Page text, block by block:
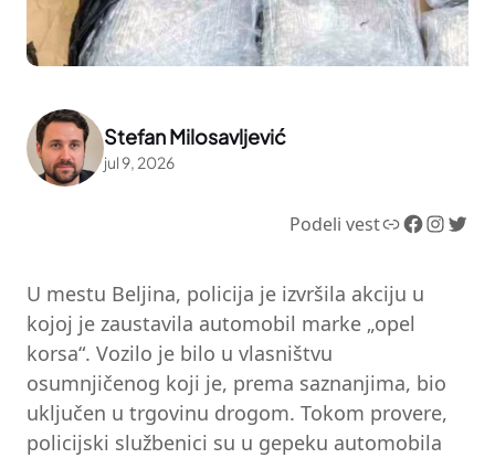
Stefan Milosavljević
jul 9, 2026
Podeli vestLink Facebook InstagramTwitter
U mestu Beljina, policija je izvršila akciju u
kojoj je zaustavila automobil marke „opel
korsa“. Vozilo je bilo u vlasništvu
osumnjičenog koji je, prema saznanjima, bio
uključen u trgovinu drogom. Tokom provere,
policijski službenici su u gepeku automobila